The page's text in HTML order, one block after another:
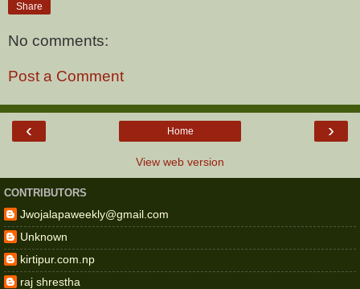
Share
No comments:
Post a Comment
‹ ›
Home
View web version
CONTRIBUTORS
Jwojalapaweekly@gmail.com
Unknown
kirtipur.com.np
raj shrestha